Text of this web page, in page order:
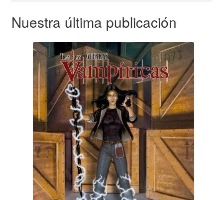
Nuestra última publicación